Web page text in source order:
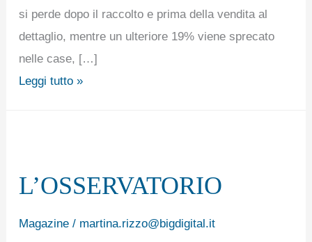
si perde dopo il raccolto e prima della vendita al
dettaglio, mentre un ulteriore 19% viene sprecato
nelle case, […]
Leggi tutto »
L’OSSERVATORIO
Magazine/ martina.rizzo@bigdigital.it